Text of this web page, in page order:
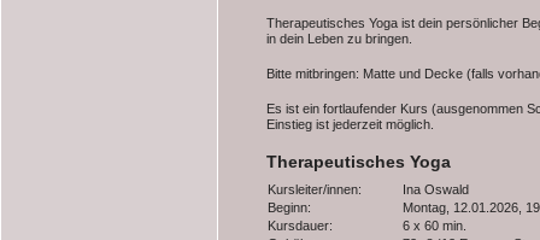
Therapeutisches Yoga ist dein persönlicher
in dein Leben zu bringen.
Bitte mitbringen: Matte und Decke (falls
Es ist ein fortlaufender Kurs (ausgenommen
Einstieg ist jederzeit möglich.
Therapeutisches Yoga
Kursleiter/innen:
Ina Oswald
Beginn:
Montag, 12.01.2026,
Kursdauer:
6 x 60 min.